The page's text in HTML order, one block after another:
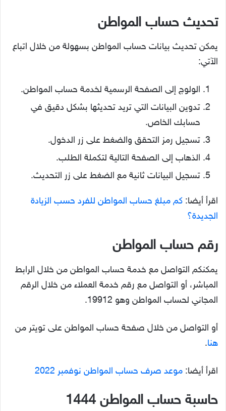
تحديث حساب المواطن
يمكن تحديث بيانات حساب المواطن بسهولة من خلال اتباع
الآتي:
الولوج إلى الصفحة الرسمية لخدمة حساب المواطن.
تدوين البيانات التي تريد تحديثها بشكل دقيق في
حسابك الخاص.
تسجيل رمز التحقق والضغط على زر الدخول.
الذهاب إلى الصفحة التالية لتكملة الطلب.
تسجيل البيانات ثانية مع الضغط على زر التحديث.
اقرأ أيضا: كم مبلغ حساب المواطن للفرد حسب الزيادة
الجديدة؟
رقم حساب المواطن
يمكنكم التواصل مع خدمة حساب المواطن من خلال الرابط
المباشر، أو التواصل مع رقم خدمة العملاء من خلال الرقم
المجاني لحساب المواطن وهو 19912.
أو التواصل من خلال صفحة حساب المواطن على تويتر من
هنا.
اقرأ أيضا: موعد صرف حساب المواطن نوفمبر 2022
حاسبة حساب المواطن 1444